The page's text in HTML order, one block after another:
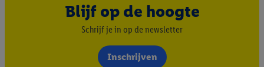
Blijf op de hoogte
Schrijf je in op de newsletter
Inschrijven